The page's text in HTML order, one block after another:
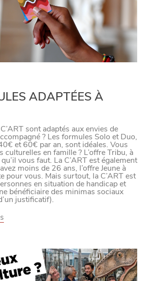
ADAPTÉES À
sont adaptés aux envies de
? Les formules Solo et Duo,
et 60€ par an, sont idéales. Vous
culturelles en famille ? L’offre Tribu, à
vous faut. La C’ART est également
moins de 26 ans, l’offre Jeune à
pour vous. Mais surtout, la C’ART est
en situation de handicap et
bénéficiaire des minimas sociaux
justificatif).